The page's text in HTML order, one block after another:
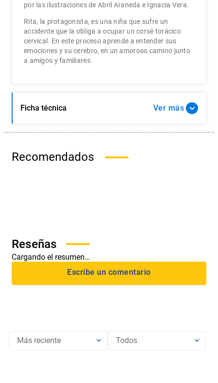
por las ilustraciones de Abril Araneda e Ignacia Vera.
Rita, la protagonista, es una niña que sufre un
accidente que la obliga a ocupar un corsé torácico
cervical. En este proceso aprende a entender sus
emociones y su cerebro, en un amoroso camino junto
a amigos y familiares.
Ficha técnica Ver
Recomendados
Cargando el resumen…
Más reciente Todos